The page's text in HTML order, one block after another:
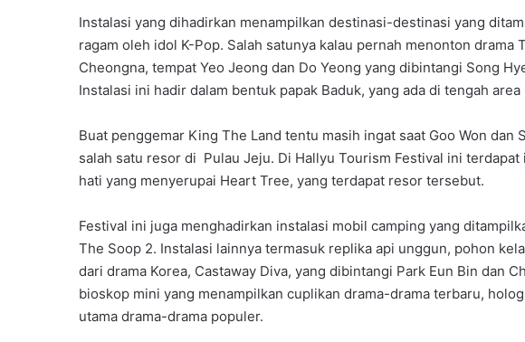
Instalasi yang dihadirkan menampilkan destinasi-destinasi yang
ragam oleh idol K-Pop. Salah satunya kalau pernah menonton drama
Cheongna, tempat Yeo Jeong dan Do Yeong yang dibintangi Song
Instalasi ini hadir dalam bentuk papak Baduk, yang ada di tengah area
Buat penggemar King The Land tentu masih ingat saat Goo Won dan
salah satu resor di Pulau Jeju. Di Hallyu Tourism Festival ini
hati yang menyerupai Heart Tree, yang terdapat resor tersebut.
Festival ini juga menghadirkan instalasi mobil camping yang
The Soop 2. Instalasi lainnya termasuk replika api unggun, pohon
dari drama Korea, Castaway Diva, yang dibintangi Park Eun Bin dan
bioskop mini yang menampilkan cuplikan drama-drama terbaru,
utama drama-drama populer.